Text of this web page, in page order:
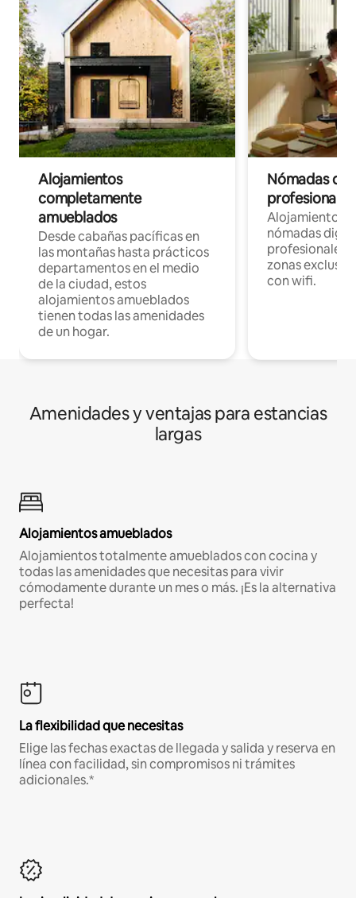
Alojamientos
completamente
amueblados
Desde cabañas pacíficas en
las montañas hasta prácticos
departamentos en el medio
de la ciudad, estos
alojamientos amueblados
tienen todas las amenidades
de un hogar.
Nómadas
Alojamientos
nómadas
profesionales
zonas
con wifi.
Amenidades y ventajas para estancias
largas
Alojamientos amueblados
Alojamientos totalmente amueblados con cocina y
todas las amenidades que necesitas para vivir
cómodamente durante un mes o más. ¡Es la alternativa
perfecta!
La flexibilidad que necesitas
Elige las fechas exactas de llegada y salida y reserva en
línea con facilidad, sin compromisos ni trámites
adicionales.*